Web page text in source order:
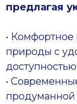
предлагая
•
природы с
•
продуманной